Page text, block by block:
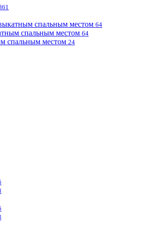
спальным местом 64
спальным местом 64
спальным местом 24